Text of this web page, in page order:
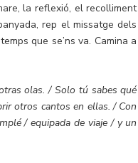
la reflexió, el recolliment
rep el missatge dels
que se’ns va. Camina a
olas. / Solo tú sabes qué
otros cantos en ellas. / Con
/ equipada de viaje / y un